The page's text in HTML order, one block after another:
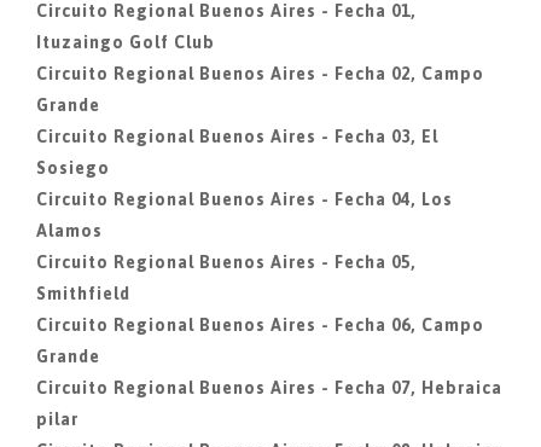
Circuito Regional Buenos Aires - Fecha 01,
Ituzaingo Golf Club
Circuito Regional Buenos Aires - Fecha 02, Campo
Grande
Circuito Regional Buenos Aires - Fecha 03, El
Sosiego
Circuito Regional Buenos Aires - Fecha 04, Los
Alamos
Circuito Regional Buenos Aires - Fecha 05,
Smithfield
Circuito Regional Buenos Aires - Fecha 06, Campo
Grande
Circuito Regional Buenos Aires - Fecha 07, Hebraica
pilar